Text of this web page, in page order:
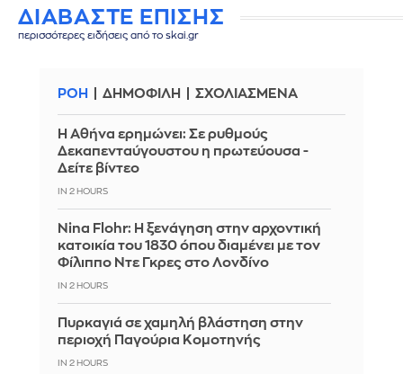
ΔΙΑΒΑΣΤΕ ΕΠΙΣΗΣ
περισσότερες ειδήσεις από το skai.gr
ΡΟΗ ΔΗΜΟΦΙΛΗ ΣΧΟΛΙΑΣΜΕΝΑ
Η Αθήνα ερημώνει: Σε ρυθμούς
Δεκαπενταύγουστου η πρωτεύουσα -
Δείτε βίντεο
IN 2 HOURS
Nina Flohr: Η ξενάγηση στην αρχοντική
κατοικία του 1830 όπου διαμένει με τον
Φίλιππο Ντε Γκρες στο Λονδίνο
IN 2 HOURS
Πυρκαγιά σε χαμηλή βλάστηση στην
περιοχή Παγούρια Κομοτηνής
IN 2 HOURS